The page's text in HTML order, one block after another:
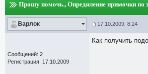
Прошу помочь., Опредиление примочки по
Варлок 17.10.2009, 8:24
Сообщений: 2
Регистрация: 17.10.2009
Как получить